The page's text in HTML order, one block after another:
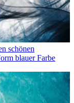
schönen
blauer Farbe